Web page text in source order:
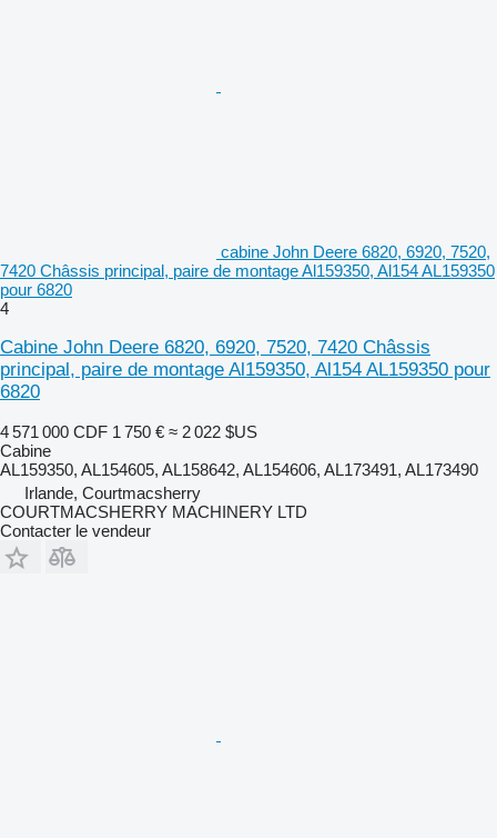
cabine John Deere 6820, 6920, 7520,
7420 Châssis principal, paire de montage Al159350, Al154 AL159350
pour 6820
4
Cabine John Deere 6820, 6920, 7520, 7420 Châssis
principal, paire de montage Al159350, Al154 AL159350 pour
6820
4 571 000 CDF 1 750 € ≈ 2 022 $US
Cabine
AL159350, AL154605, AL158642, AL154606, AL173491, AL173490
Irlande, Courtmacsherry
COURTMACSHERRY MACHINERY LTD
Contacter le vendeur